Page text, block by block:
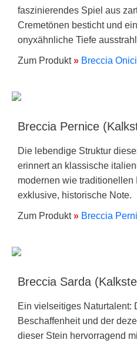
faszinierendes Spiel aus
Cremetönen besticht und
onyxähnliche Tiefe
Zum Produkt» Breccia
Breccia Pernice
Die lebendige Struktur
erinnert an klassische
modernen wie traditionellen
exklusive, historische Note.
Zum Produkt» Breccia
Breccia Sarda
Ein vielseitiges Naturtalent:
Beschaffenheit und der
dieser Stein hervorragend